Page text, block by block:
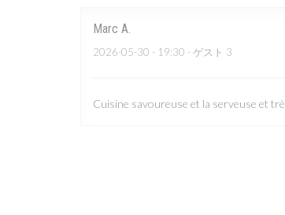
Marc A
2026-05-30 - 19:30 - ゲスト 3
Cuisine savoureuse et la serveuse et